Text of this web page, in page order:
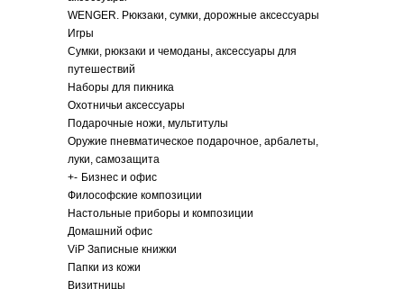
WENGER. Рюкзаки, сумки, дорожные аксессуары
Игры
Сумки, рюкзаки и чемоданы, аксессуары для
путешествий
Наборы для пикника
Охотничьи аксессуары
Подарочные ножи, мультитулы
Оружие пневматическое подарочное, арбалеты,
луки, самозащита
+- Бизнес и офис
Философские композиции
Настольные приборы и композиции
Домашний офис
ViP Записные книжки
Папки из кожи
Визитницы